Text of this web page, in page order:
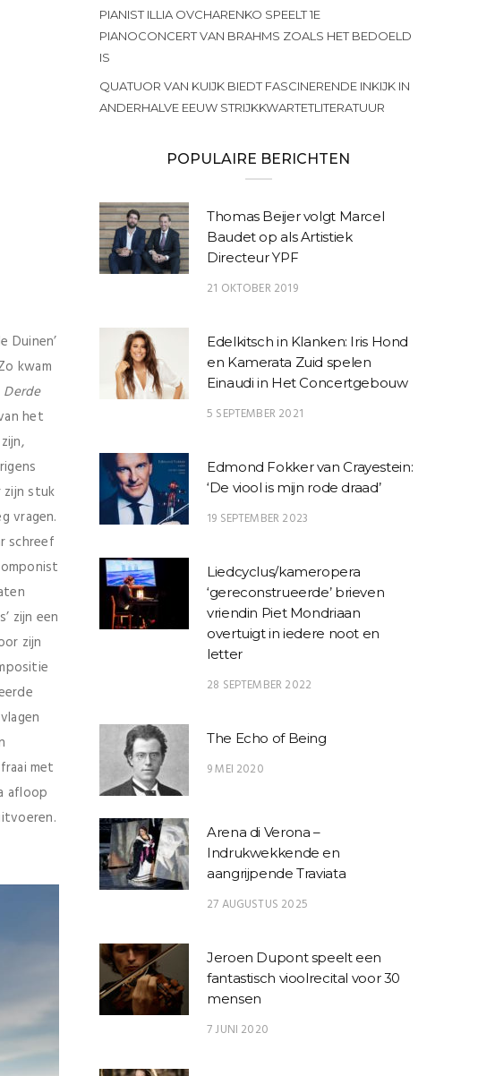
Duinen’
kwam
Derde
het
zijn stuk
vragen.
schreef
zijn een
zijn
met
afloop
PIANIST ILLIA OVCHARENKO SPEELT 1E
PIANOCONCERT VAN BRAHMS ZOALS HET BEDOELD
IS
QUATUOR VAN KUIJK BIEDT FASCINERENDE INKIJK IN
ANDERHALVE EEUW STRIJKKWARTETLITERATUUR
POPULAIRE BERICHTEN
Thomas Beijer volgt Marcel
Baudet op als Artistiek
Directeur YPF
21 OKTOBER 2019
Edelkitsch in Klanken: Iris Hond
en Kamerata Zuid spelen
Einaudi in Het Concertgebouw
5 SEPTEMBER 2021
Edmond Fokker van Crayestein:
‘De viool is mijn rode draad’
19 SEPTEMBER 2023
Liedcyclus/kameropera
‘gereconstrueerde’ brieven
vriendin Piet Mondriaan
overtuigt in iedere noot en
letter
28 SEPTEMBER 2022
The Echo of Being
9 MEI 2020
Arena di Verona –
Indrukwekkende en
aangrijpende Traviata
27 AUGUSTUS 2025
Jeroen Dupont speelt een
fantastisch vioolrecital voor 30
mensen
7 JUNI 2020